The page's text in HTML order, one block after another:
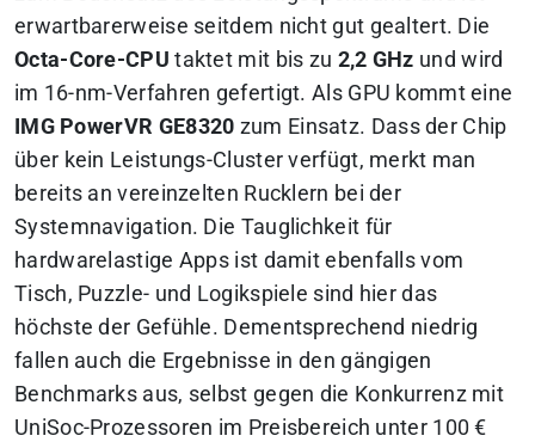
erwartbarerweise seitdem nicht gut gealtert. Die
Octa-Core-CPU taktet mit bis zu 2,2 GHz und wird
im 16-nm-Verfahren gefertigt. Als GPU kommt eine
IMG PowerVR GE8320 zum Einsatz. Dass der Chip
über kein Leistungs-Cluster verfügt, merkt man
bereits an vereinzelten Rucklern bei der
Systemnavigation. Die Tauglichkeit für
hardwarelastige Apps ist damit ebenfalls vom
Tisch, Puzzle- und Logikspiele sind hier das
höchste der Gefühle. Dementsprechend niedrig
fallen auch die Ergebnisse in den gängigen
Benchmarks aus, selbst gegen die Konkurrenz mit
UniSoc-Prozessoren im Preisbereich unter 100 €